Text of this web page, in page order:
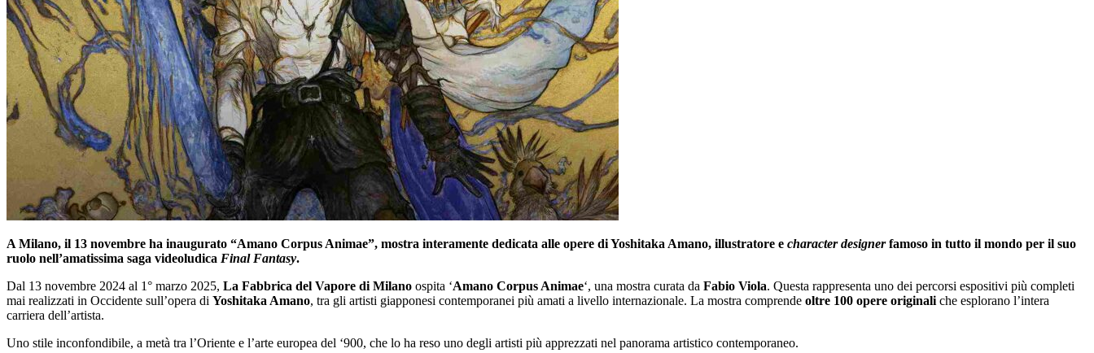
A Milano, il 13 novembre ha inaugurato “Amano Corpus Animae”, mostra interamente dedicata alle opere di Yoshitaka Amano, illustratore e character designerfamoso in tutto il mondo per il suo
ruolo nell’amatissima saga videoludica Final Fantasy.
Dal 13 novembre 2024 al 1° marzo 2025, La Fabbrica del Vapore di Milano ospita ‘Amano Corpus Animae‘, una mostra curata da Fabio Viola. Questa rappresenta uno dei percorsi espositivi più completi
mai realizzati in Occidente sull’opera di Yoshitaka Amano, tra gli artisti giapponesi contemporanei più amati a livello internazionale. La mostra comprende oltre 100 opere originali che esplorano l’intera
carriera dell’artista.
Uno stile inconfondibile, a metà tra l’Oriente e l’arte europea del ‘900, che lo ha reso uno degli artisti più apprezzati nel panorama artistico contemporaneo.